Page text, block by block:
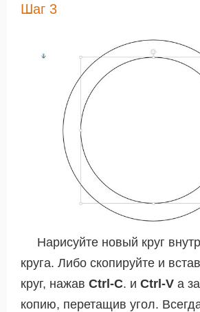
Шаг 3
Нарисуйте новый круг
круга. Либо скопируйте и
круг, нажав Ctrl-C. и Ctrl-V а
копию, перетащив угол.